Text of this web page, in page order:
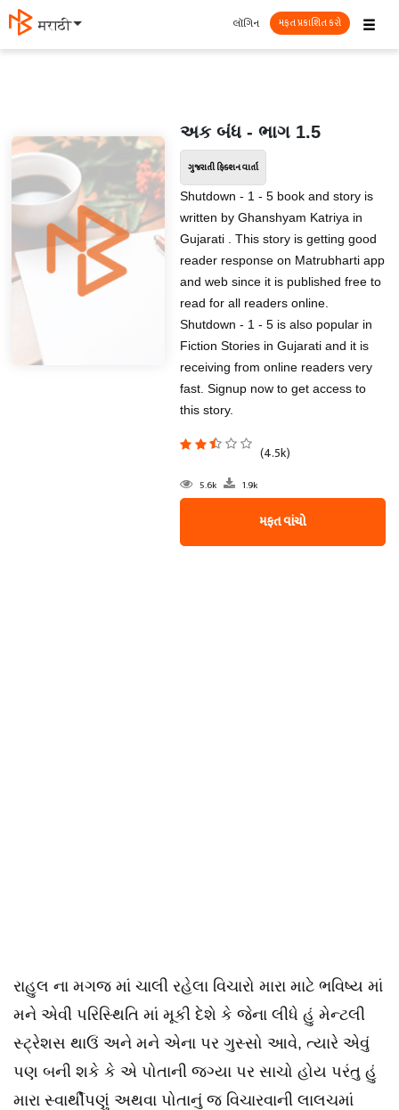
मराठी ☰
લૉગિન મફત પ્રકાશિત કરો
અક બંધ - ભાગ 1.5
ગુજરાતી ફિક્શન વાર્તા
Shutdown - 1 - 5 book and story is
written by Ghanshyam Katriya in
Gujarati . This story is getting good
reader response on Matrubharti app
and web since it is published free to
read for all readers online.
Shutdown - 1 - 5 is also popular in
Fiction Stories in Gujarati and it is
receiving from online readers very
fast. Signup now to get access to
this story.
(4.5k)
5.6k 1.9k
મફત વાંચો
રાહુલ ના મગજ માં ચાલી રહેલા વિચારો મારા માટે ભવિષ્ય માં
મને એવી પરિસ્થિતિ માં મૂકી દેશે કે જેના લીધે હું મેન્ટલી
સ્ટ્રેશસ થાઉં અને મને એના પર ગુસ્સો આવે, ત્યારે એવું
પણ બની શકે કે એ પોતાની જગ્યા પર સાચો હોય પરંતુ હું
મારા સ્વાર્થીપણું અથવા પોતાનું જ વિચારવાની લાલચમાં